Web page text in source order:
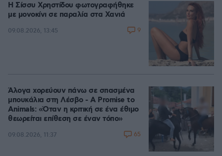
Η Σίσσυ Χρηστίδου φωτογραφήθηκε
με μονοκίνι σε παραλία στα Χανιά
09.08.2026, 13:45 9
Άλογα χορεύουν πάνω σε σπασμένα
μπουκάλια στη Λέσβο - A Promise to
Animals: «Όταν η κριτική σε ένα έθιμο
θεωρείται επίθεση σε έναν τόπο»
09.08.2026, 11:37 65